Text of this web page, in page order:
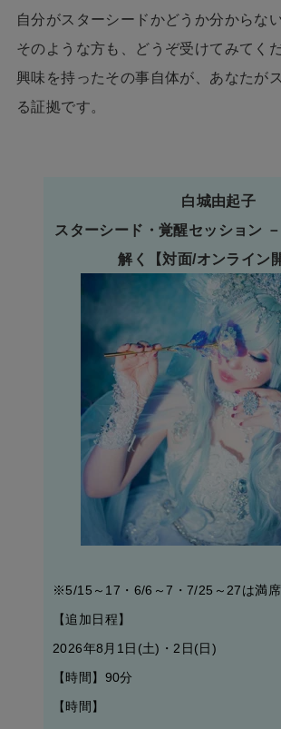
自分がスターシードかどうか分からない
そのような方も、どうぞ受けてみてくだ
興味を持ったその事自体が、あなたが
る証拠です。
白城由起子
スターシード・覚醒セッション
解く【対面/オンライン
※5/15～17・6/6～7・7/25～27は満
【追加日程】
2026年8月1日(土)・2日(日)
【時間】90分
【時間】